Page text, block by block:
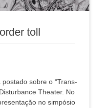
toll
sobre o “Trans-
Theater. No
no simpósio